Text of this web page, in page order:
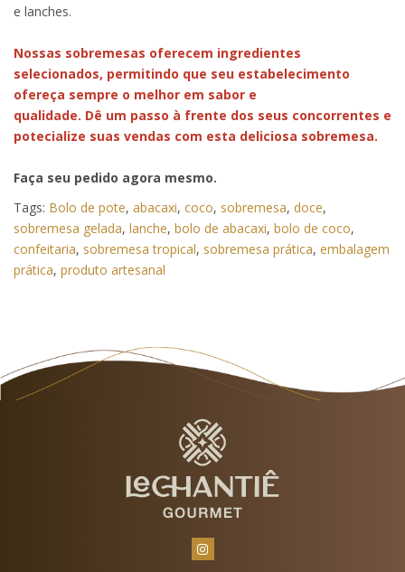
e lanches.
Nossas sobremesas oferecem ingredientes
selecionados, permitindo que seu estabelecimento
ofereça sempre o melhor em sabor e
qualidade. Dê um passo à frente dos seus concorrentes e
potecialize suas vendas com esta deliciosa sobremesa.
Faça seu pedido agora mesmo.
Tags: Bolo de pote, abacaxi, coco, sobremesa, doce,
sobremesa gelada, lanche, bolo de abacaxi, bolo de coco,
confeitaria, sobremesa tropical, sobremesa prática, embalagem
prática, produto artesanal